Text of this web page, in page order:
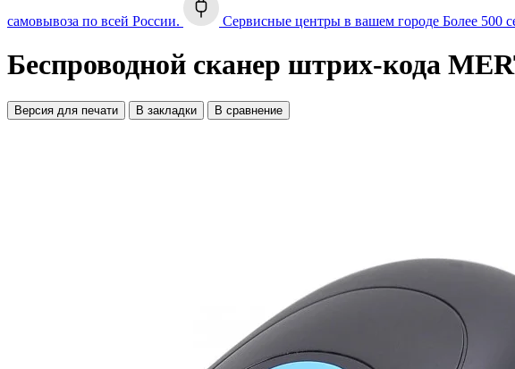
самовывоза по всей России. Сервисные центры в вашем городе Более 500
Беспроводной сканер штрих-кода
Версия для печати В закладки В сравнение